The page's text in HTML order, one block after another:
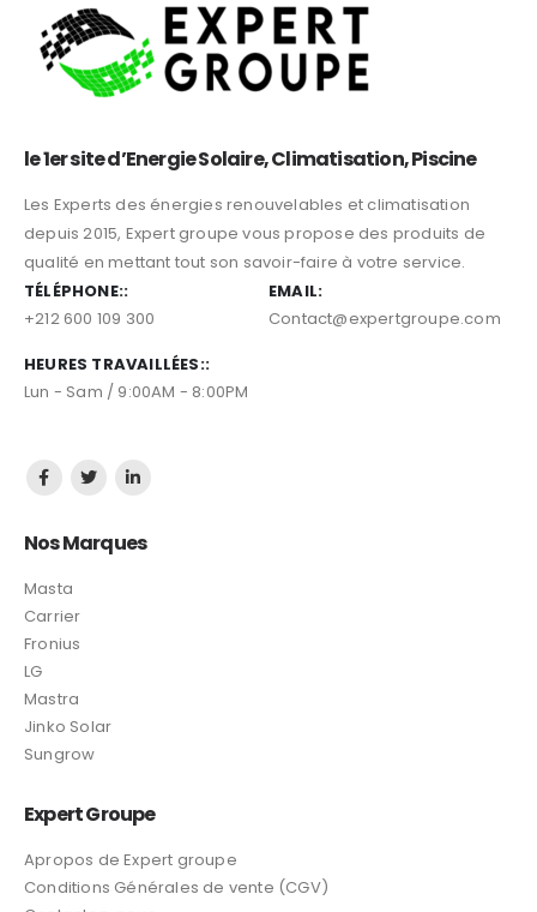
0sur 5
le 1er site d’Energie Solaire, Climatisation, Piscine
Les Experts des énergies renouvelables et climatisation
TÉLÉPHONE::
HEURES TRAVAILLÉES::
Lun - Sam / 9:00AM - 8:00PM
Nos Marques
Carrier
Fronius
LG
Mastra